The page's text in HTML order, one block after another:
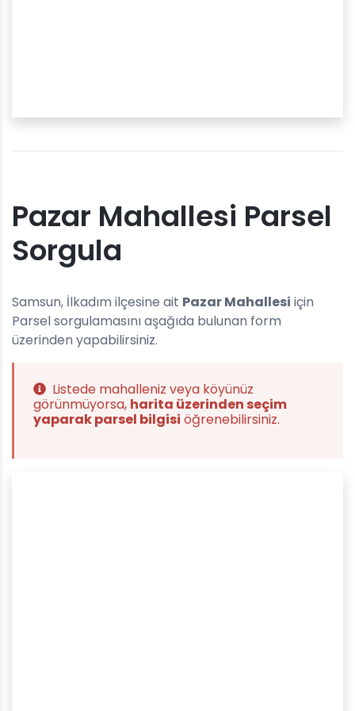
Pazar Mahallesi Parsel
Sorgula
Samsun, İlkadım ilçesine ait Pazar Mahallesi için
Parsel sorgulamasını aşağıda bulunan form
üzerinden yapabilirsiniz.
Listede mahalleniz veya köyünüz
görünmüyorsa, harita üzerinden seçim
yaparak parsel bilgisi öğrenebilirsiniz.